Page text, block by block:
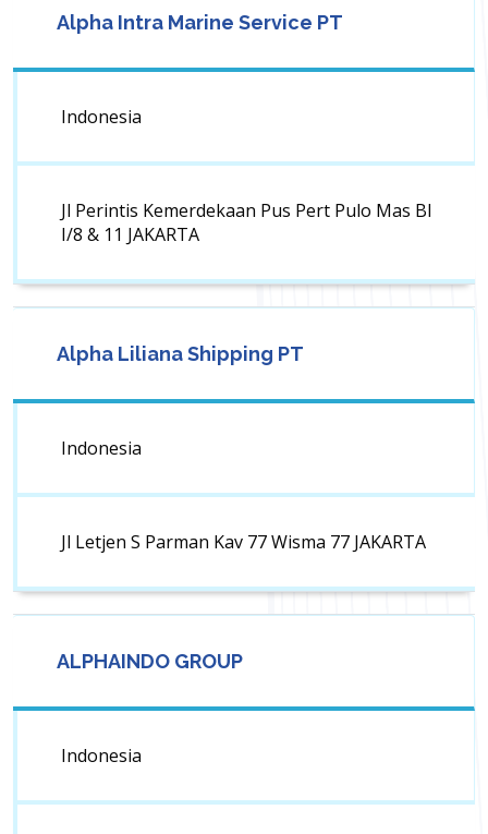
Alpha Intra Marine Service PT
Indonesia
Jl Perintis Kemerdekaan Pus Pert Pulo Mas Bl
I/8 & 11 JAKARTA
Alpha Liliana Shipping PT
Indonesia
Jl Letjen S Parman Kav 77 Wisma 77 JAKARTA
ALPHAINDO GROUP
Indonesia